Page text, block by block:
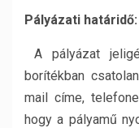
Pályázati határidő:
A pályázat
borítékban
mail címe,
hogy a pályamű